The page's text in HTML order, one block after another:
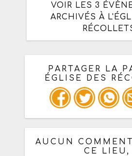
VOIR LES 3
ARCHIVÉS À
PARTAGER LA
ÉGLISE DES
Ou copiez les infos ci-
un : mail / forum /
AUCUN
CE LIEU,